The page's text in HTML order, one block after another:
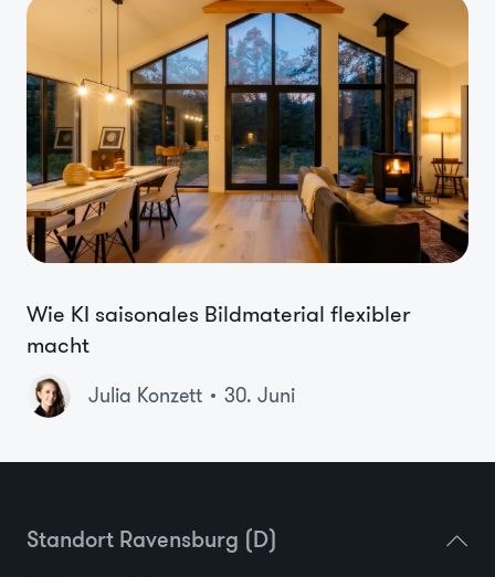
Wie KI saisonales Bildmaterial flexibler
macht
Julia Konzett 30. Juni
Standort Ravensburg (D)